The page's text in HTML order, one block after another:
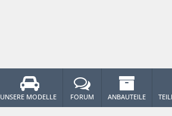
UNSERE MODELLE FORUM ANBAUTEILE